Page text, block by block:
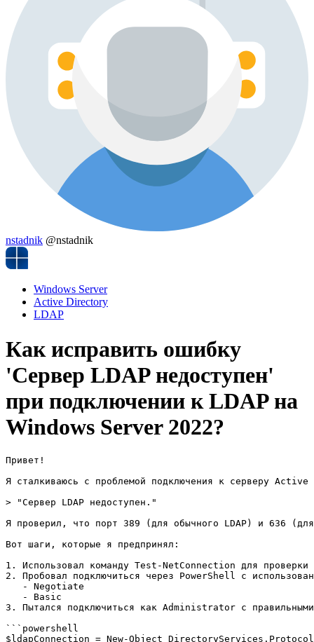
nstadnik @nstadnik
Windows Server
Active Directory
LDAP
Как исправить ошибку
'Сервер LDAP недоступен'
при подключении к LDAP на
Windows Server 2022?
Привет!
Я сталкиваюсь с проблемой подключения к серверу
> "Сервер LDAP недоступен."
Я проверил, что порт 389 (для обычного LDAP) и 636
Вот шаги, которые я предпринял:
1. Использовал команду Test-NetConnection для
2. Пробовал подключиться через PowerShell с
   - Negotiate
   - Basic
3. Пытался подключиться как Administrator с
```powershell
$ldapConnection = New-Object